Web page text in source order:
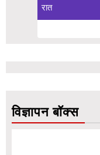
रात
विज्ञापन बॉक्स